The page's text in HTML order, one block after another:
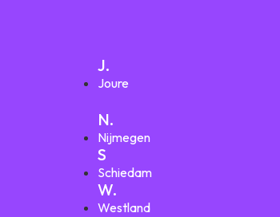
J.
Joure
N.
Nijmegen
S
Schiedam
W.
Westland